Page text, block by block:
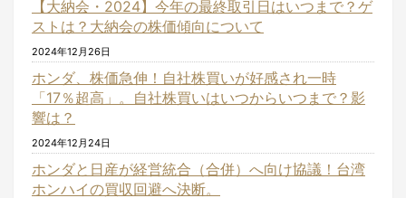
【大納会・2024】今年の最終取引日はいつまで？ゲ
ストは？大納会の株価傾向について
2024年12月26日
ホンダ、株価急伸！自社株買いが好感され一時
「17％超高」。自社株買いはいつからいつまで？影
響は？
2024年12月24日
ホンダと日産が経営統合（合併）へ向け協議！台湾
ホンハイの買収回避へ決断。